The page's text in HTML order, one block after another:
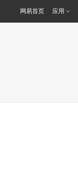
网易首页 应用